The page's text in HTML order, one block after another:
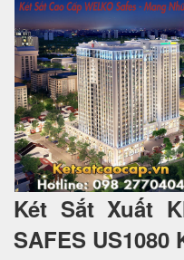
Két Sắt Xuất
SAFES US1080